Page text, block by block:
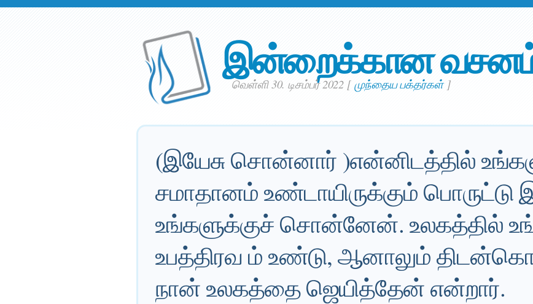
இன்றைக்கான
வெள்ளி 30. டிசம்பர் 2022 [ முந்தைய பக்தர்கள்]
(இயேசு சொன்னார் )என்னிடத்தில்
சமாதானம் உண்டாயிருக்கும்
உங்களுக்குச் சொன்னேன். உலகத்தில்
உபத்திரவ ம் உண்டு, ஆனாலும்
நான் உலகத்தை ஜெயித்தேன் என்றார்.